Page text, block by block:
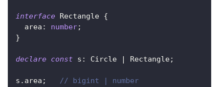
interface Rectangle {
  area
: number;
}
declare const s : Circle | Rectangle;
s . area ; // bigint | number